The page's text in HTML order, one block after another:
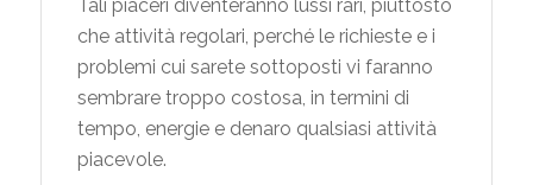
Tali piaceri diventeranno lussi rari, piuttosto
che attività regolari, perché le richieste e i
problemi cui sarete sottoposti vi faranno
sembrare troppo costosa, in termini di
tempo, energie e denaro qualsiasi attività
piacevole.